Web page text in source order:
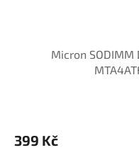
Micron SODIMM
399 Kč